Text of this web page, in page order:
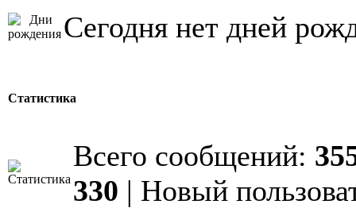
Сегодня нет дней
Статистика
Всего сообщений:
330 | Новый